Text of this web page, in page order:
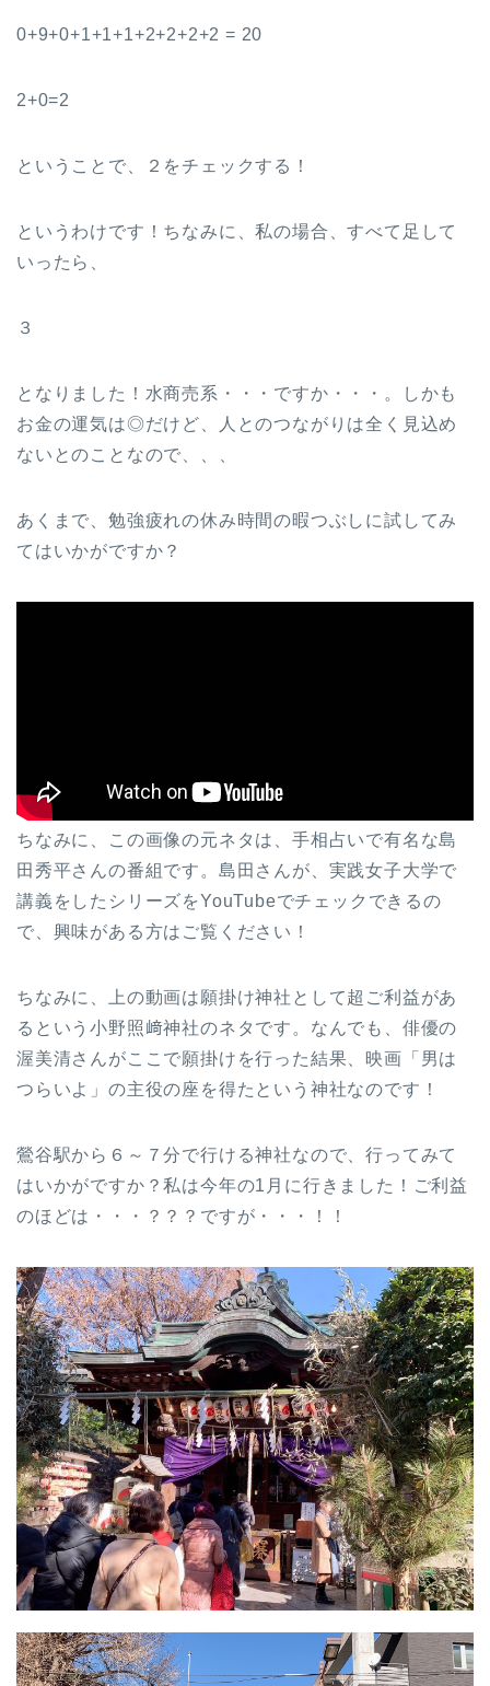
0+9+0+1+1+1+2+2+2+2 = 20
2+0=2
ということで、２をチェックする！
というわけです！ちなみに、私の場合、すべて足して
いったら、
３
となりました！水商売系・・・ですか・・・。しかも
お金の運気は◎だけど、人とのつながりは全く見込め
ないとのことなので、、、
あくまで、勉強疲れの休み時間の暇つぶしに試してみ
てはいかがですか？
ちなみに、この画像の元ネタは、手相占いで有名な島
田秀平さんの番組です。島田さんが、実践女子大学で
講義をしたシリーズをYouTubeでチェックできるの
で、興味がある方はご覧ください！
ちなみに、上の動画は願掛け神社として超ご利益があ
るという小野照﨑神社のネタです。なんでも、俳優の
渥美清さんがここで願掛けを行った結果、映画「男は
つらいよ」の主役の座を得たという神社なのです！
鶯谷駅から６～７分で行ける神社なので、行ってみて
はいかがですか？私は今年の1月に行きました！ご利益
のほどは・・・？？？ですが・・・！！